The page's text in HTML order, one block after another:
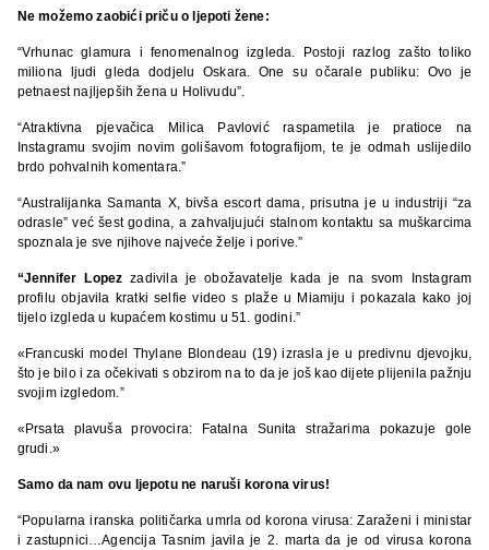
Ne možemo zaobići priču o ljepoti žene:
“Vrhunac glamura i fenomenalnog izgleda. Postoji razlog zašto toliko
miliona ljudi gleda dodjelu Oskara. One su očarale publiku: Ovo je
petnaest najljepših žena u Holivudu”.
“Atraktivna pjevačica Milica Pavlović raspametila je pratioce na
Instagramu svojim novim golišavom fotografijom, te je odmah uslijedilo
brdo pohvalnih komentara.”
“Australijanka Samanta X, bivša escort dama, prisutna je u industriji “za
odrasle” već šest godina, a zahvaljujući stalnom kontaktu sa muškarcima
spoznala je sve njihove najveće želje i porive.”
“Jennifer Lopez zadivila je obožavatelje kada je na svom Instagram
profilu objavila kratki selfie video s plaže u Miamiju i pokazala kako joj
tijelo izgleda u kupaćem kostimu u 51. godini.”
«Francuski model Thylane Blondeau (19) izrasla je u predivnu djevojku,
što je bilo i za očekivati s obzirom na to da je još kao dijete plijenila pažnju
svojim izgledom.”
«Prsata plavuša provocira: Fatalna Sunita stražarima pokazuje gole
grudi.»
Samo da nam ovu ljepotu ne naruši korona virus!
“Popularna iranska političarka umrla od korona virusa: Zaraženi i ministar
i zastupnici…Agencija Tasnim javila je 2. marta da je od virusa korona